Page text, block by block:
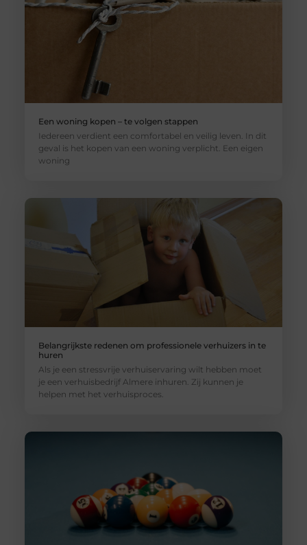
Een woning kopen – te volgen stappen
Iedereen verdient een comfortabel en veilig leven. In dit
geval is het kopen van een woning verplicht. Een eigen
woning
Belangrijkste redenen om professionele verhuizers in te
huren
Als je een stressvrije verhuiservaring wilt hebben moet
je een verhuisbedrijf Almere inhuren. Zij kunnen je
helpen met het verhuisproces.